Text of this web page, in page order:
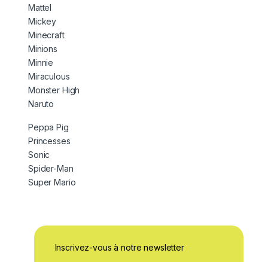
Mattel
Mickey
Minecraft
Minions
Minnie
Miraculous
Monster High
Naruto
Peppa Pig
Princesses
Sonic
Spider-Man
Super Mario
Inscrivez-vous à notre newsletter